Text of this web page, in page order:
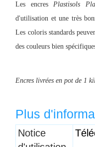
Les encresPlastisols
d'utilisation et une très
Les coloris standards
des couleurs bien
Encres livrées en pot de 1
Plus
Titre 1
Notice